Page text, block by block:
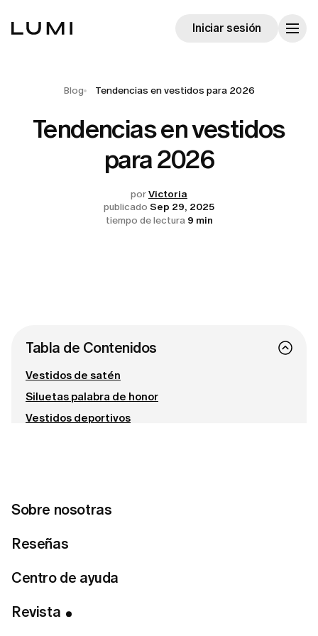
Sobre nosotras
Reseñas
Centro de ayuda
Revista
Iniciar sesión
Blog Tendencias en vestidos para 2026
Tendencias en vestidos
para 2026
porVictoria
publicado Sep 29, 2025
tiempo de lectura 9 min
Tabla de Contenidos
Vestidos de satén
Siluetas palabra de honor
Vestidos deportivos
¿Lista para encontrar tu estilo perfecto?